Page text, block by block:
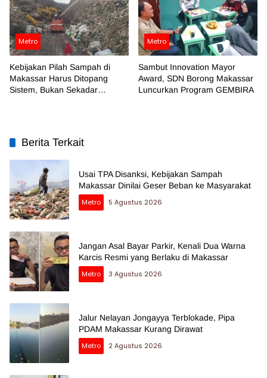
Metro
Kebijakan Pilah Sampah di
Makassar Harus Ditopang
Sistem, Bukan Sekadar
Metro
Sambut Innovation Mayor
Award, SDN Borong Makassar
Luncurkan Program GEMBIRA
Berita Terkait
Usai TPA Disanksi, Kebijakan Sampah
Makassar Dinilai Geser Beban ke Masyarakat
Metro
5 Agustus 2026
Jangan Asal Bayar Parkir, Kenali Dua Warna
Karcis Resmi yang Berlaku di Makassar
Metro
3 Agustus 2026
Jalur Nelayan Jongayya Terblokade, Pipa
PDAM Makassar Kurang Dirawat
Metro
2 Agustus 2026